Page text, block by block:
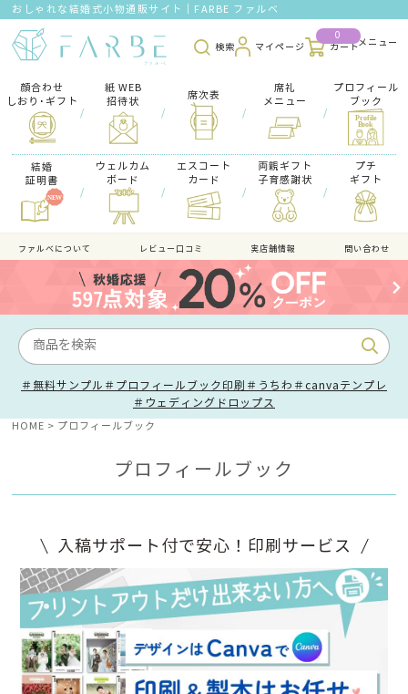
おしゃれな結婚式小物通販サイト｜FARBE ファルベ
検索 マイページ
0
カート
顔合わせ
しおり･ギフト
/
紙 WEB
招待状
/
席次表
/
席礼
メニュー
/
プロフィール
ブック
結婚
証明書
/
ウェルカム
ボード
/
エスコート
カード
/
両親ギフト
子育感謝状
/
プチ
ギフト
ファルべについて レビュー口コミ 実店舗情報 問い合わせ
＃無料サンプル ＃プロフィールブック印刷 ＃うちわ ＃canvaテンプレ
＃ウェディングドロップス
HOME プロフィールブック
プロフィールブック
入稿サポート付で安心！印刷サービス